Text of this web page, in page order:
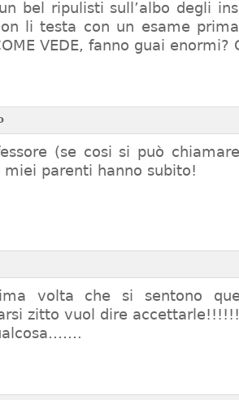
bel ripulisti sull’albo degli
li testa con un esame
VEDE, fanno guai enormi?
(se cosi si può
parenti hanno subito!
volta che si sentono
zitto vuol dire accettarle!!!!!!